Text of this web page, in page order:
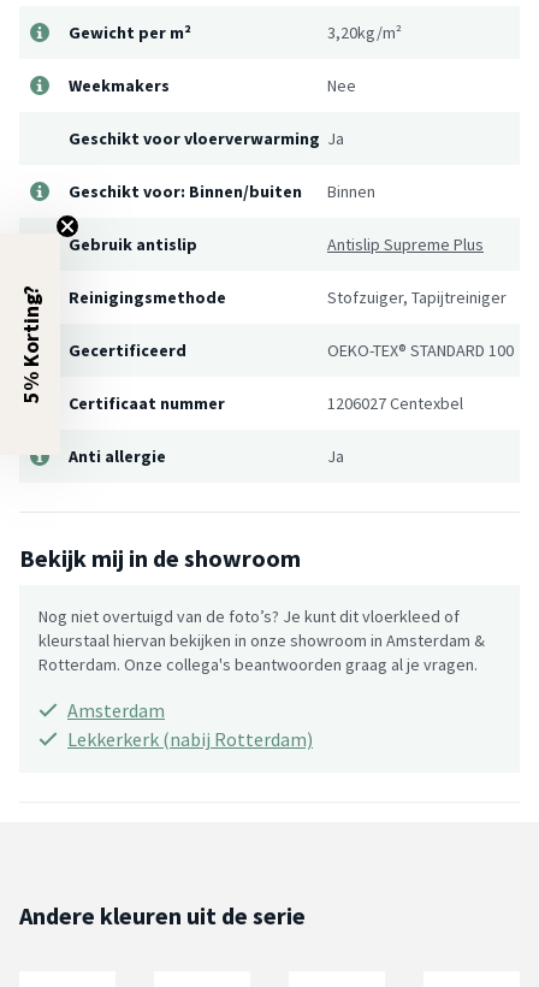
Gewicht per m² 3,20kg/m²
Weekmakers Nee
Geschikt voor vloerverwarming Ja
Geschikt voor: Binnen/buiten Binnen
Gebruik antislip Antislip Supreme Plus
Reinigingsmethode Stofzuiger, Tapijtreiniger
Gecertificeerd OEKO-TEX® STANDARD 100
Certificaat nummer 1206027 Centexbel
Anti allergie Ja
Bekijk mij in de showroom
Nog niet overtuigd van de foto’s? Je kunt dit vloerkleed of
kleurstaal hiervan bekijken in onze showroom in Amsterdam &
Rotterdam. Onze collega's beantwoorden graag al je vragen.
Amsterdam
Lekkerkerk (nabij Rotterdam)
Andere kleuren uit de serie
5% Korting?